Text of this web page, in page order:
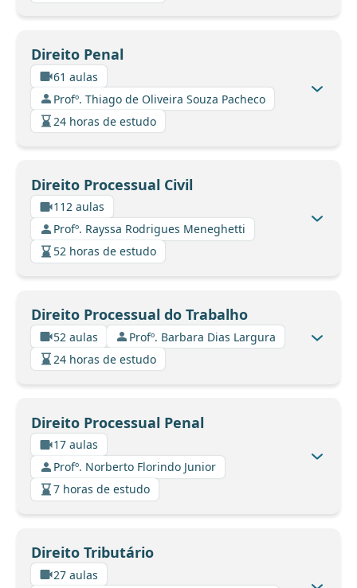
Direito Penal
61 aulas
Profº. Thiago de Oliveira Souza Pacheco
24 horas de estudo
Direito Processual Civil
112 aulas
Profº. Rayssa Rodrigues Meneghetti
52 horas de estudo
Direito Processual do Trabalho
52 aulas
Profº. Barbara Dias Largura
24 horas de estudo
Direito Processual Penal
17 aulas
Profº. Norberto Florindo Junior
7 horas de estudo
Direito Tributário
27 aulas